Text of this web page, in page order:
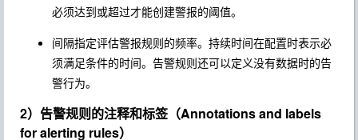
必须达到或超过才能创建警报的阈值。
间隔指定评估警报规则的频率。持续时间在配置时表示必
须满足条件的时间。告警规则还可以定义没有数据时的告
警行为。
2）告警规则的注释和标签（Annotations and labels
for alerting rules）